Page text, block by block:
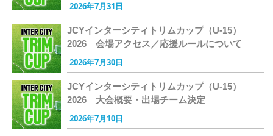
2026年7月31日
JCYインターシティトリムカップ（U-15）
2026 会場アクセス／応援ルールについて
2026年7月30日
JCYインターシティトリムカップ（U-15）
2026 大会概要・出場チーム決定
2026年7月10日